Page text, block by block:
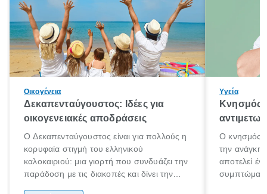
Οικογένεια
Δεκαπενταύγουστος: Ιδέες για
οικογενειακές αποδράσεις
Ο Δεκαπενταύγουστος είναι για πολλούς η
κορυφαία στιγμή του ελληνικού
καλοκαιριού: μια γιορτή που συνδυάζει την
παράδοση με τις διακοπές και δίνει την
Υγεία
Κνησμός:
Ο κνησμός
την ανάγκη
αποτελεί